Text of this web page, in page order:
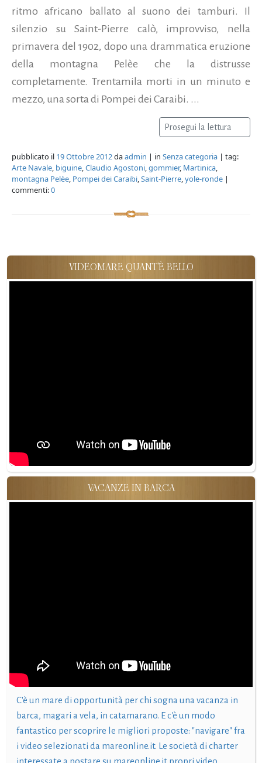
ritmo africano ballato al suono dei tamburi. Il
silenzio su Saint-Pierre calò, improvviso, nella
primavera del 1902, dopo una drammatica eruzione
della montagna Pelèe che la distrusse
completamente. Trentamila morti in un minuto e
mezzo, una sorta di Pompei dei Caraibi. ...
Prosegui la lettura
pubblicato il 19 Ottobre 2012daadmin | in Senza categoria | tag:
Arte Navale, biguine,Claudio Agostoni,gommier, Martinica,
montagna Pelèe, Pompei dei Caraibi,Saint-Pierre,yole-ronde |
commenti:0
VIDEOMARE QUANT'È BELLO
VACANZE IN BARCA
C'è un mare di opportunità per chi sogna una vacanza in
barca, magari a vela, in catamarano. E c'è un modo
fantastico per scoprire le migliori proposte: "navigare" fra
i video selezionati da mareonline.it. Le società di charter
interessate a postare su mareonline.it propri video